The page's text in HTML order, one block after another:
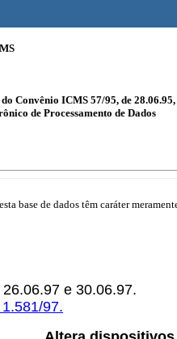
Convênio ICMS 57/95, de
de Processamento de Dados
base de dados têm caráter
e 30.06.97.
1.581/97.